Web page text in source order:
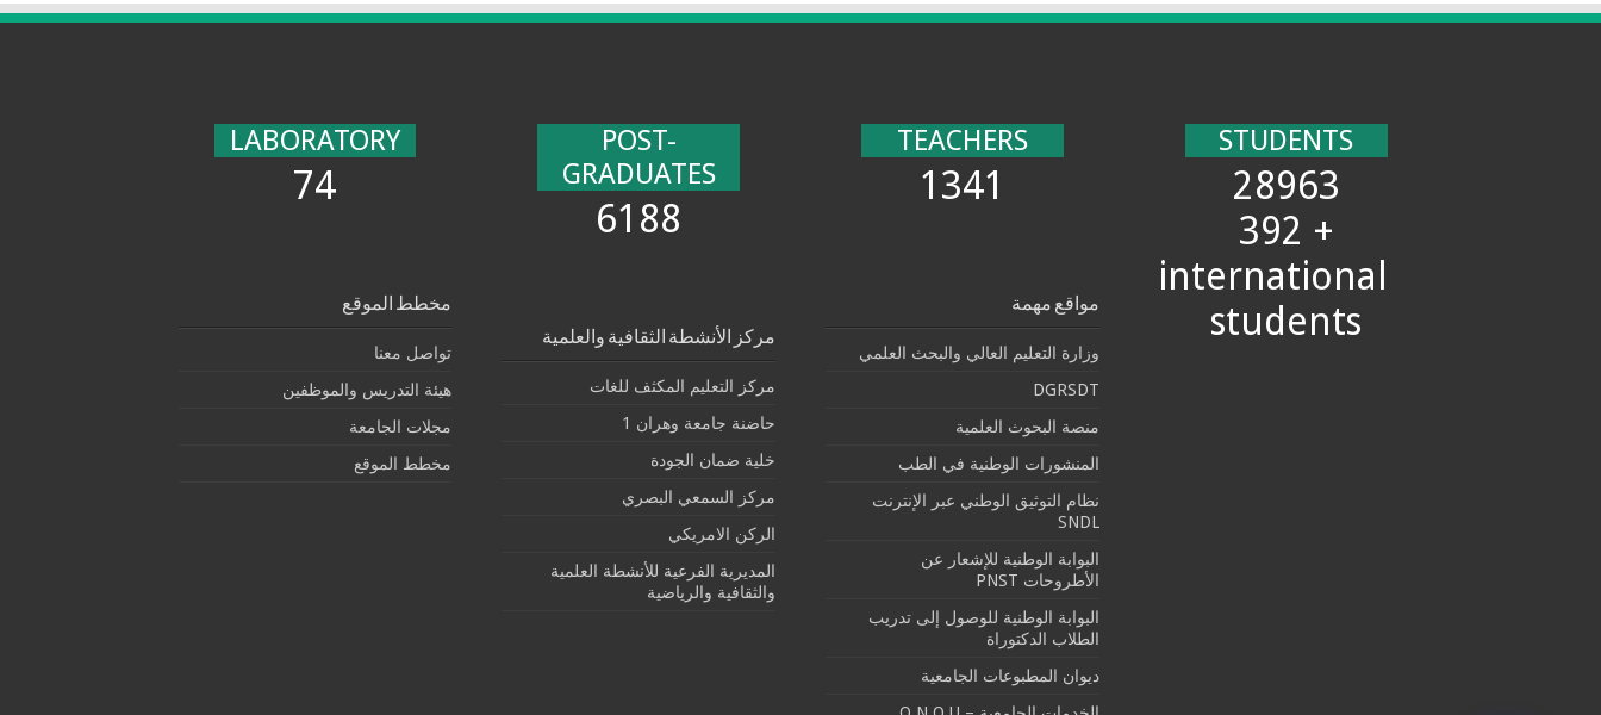
STUDENTS
28963
+ 392
international
students
TEACHERS
1341
مواقع مهمة
وزارة التعليم العالي والبحث العلمي
DGRSDT
منصة البحوث العلمية
المنشورات الوطنية في الطب
نظام التوثيق الوطني عبر الإنترنت
SNDL
البوابة الوطنية للإشعار عن
الأطروحات PNST
البوابة الوطنية للوصول إلى تدريب
الطلاب الدكتوراة
ديوان المطبوعات الجامعية
POST-
GRADUATES
6188
مركز الأنشطة الثقافية والعلمية
مركز التعليم المكثف للغات
حاضنة جامعة وهران 1
خلية ضمان الجودة
مركز السمعي البصري
الركن الامريكي
المديرية الفرعية للأنشطة العلمية
والثقافية والرياضية
LABORATORY
74
مخطط الموقع
تواصل معنا
هيئة التدريس والموظفين
مجلات الجامعة
مخطط الموقع